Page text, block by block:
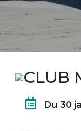
CLUB
Du 30